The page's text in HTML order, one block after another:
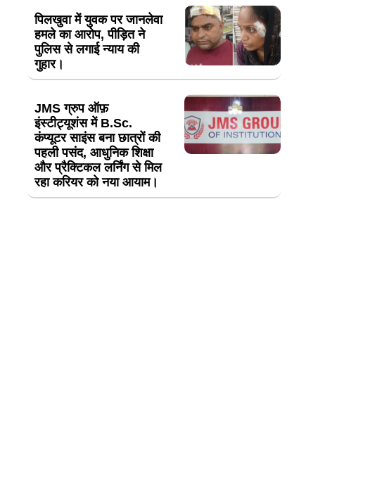
पिलखुवा में युवक पर जानलेवा
हमले का आरोप, पीड़ित ने
पुलिस से लगाई न्याय की
गुहार।
JMS ग्रुप ऑफ़
इंस्टीट्यूशंस में B.Sc.
कंप्यूटर साइंस बना छात्रों की
पहली पसंद, आधुनिक शिक्षा
और प्रैक्टिकल लर्निंग से मिल
रहा करियर को नया आयाम।